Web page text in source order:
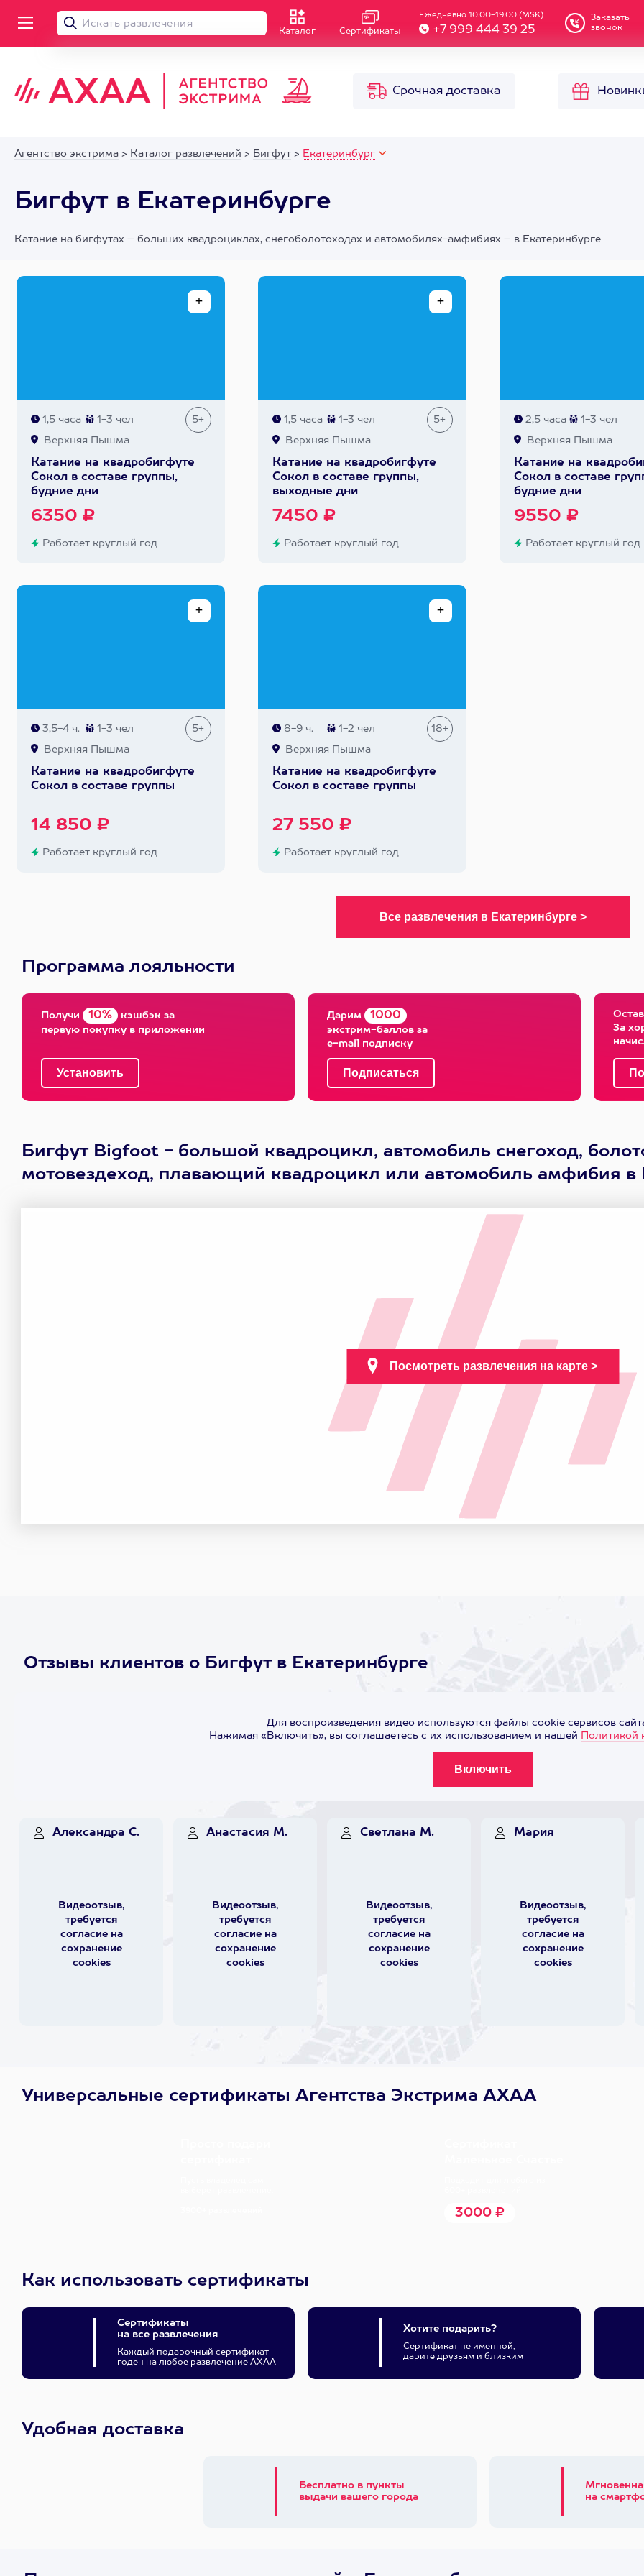
Каталог Сертификаты
Ежедневно 10.00-19.00 (MSK)
+7 999 444 39 25
Заказать
звонок
Срочная доставка
Агентство экстрима > Каталог развлечений > Бигфут > Екатеринбург
Бигфут в Екатеринбурге
Катание на бигфутах – больших квадроциклах, снегоболотоходах и автомобилях-амфибиях – в Екатеринбурге
1,5 часа 1-3 чел 5+
Верхняя Пышма
Катание на квадробигфуте
Сокол в составе группы,
будние дни
6350 ₽
Работает круглый год
1,5 часа 1-3 чел 5+
Верхняя Пышма
Катание на квадробигфуте
Сокол в составе группы,
выходные дни
7450 ₽
Работает круглый год
2,5 часа 1-3 чел
Верхняя Пышма
Катание на
Сокол в составе
будние дни
9550 ₽
Работает круглый год
3,5-4 ч. 1-3 чел 5+
Верхняя Пышма
Катание на квадробигфуте
Сокол в составе группы
14 850 ₽
Работает круглый год
8-9 ч. 1-2 чел 18+
Верхняя Пышма
Катание на квадробигфуте
Сокол в составе группы
27 550 ₽
Работает круглый год
Программа лояльности
Получи 10% кэшбэк за
первую покупку в приложении
Дарим 1000
экстрим-баллов за
e-mail подписку
За
Бигфут Bigfoot - большой квадроцикл, автомобиль снегоход,
мотовездеход, плавающий квадроцикл или автомобиль амфибия в
Отзывы клиентов о Бигфут в Екатеринбурге
Для воспроизведения видео используются файлы cookie сервисов
Нажимая «Включить», вы соглашаетесь с их использованием и нашей Политикой
Александра С.
Видеоотзыв,
требуется
согласие на
сохранение
cookies
Анастасия М.
Видеоотзыв,
требуется
согласие на
сохранение
cookies
Светлана М.
Видеоотзыв,
требуется
согласие на
сохранение
cookies
Мария
Видеоотзыв,
требуется
согласие на
сохранение
cookies
Универсальные сертификаты Агентства Экстрима АХАА
3000 ₽
Как использовать сертификаты
Сертификаты
на все развлечения
Каждый подарочный сертификат
годен на любое развлечение АХАА
Хотите подарить?
Сертификат не именной,
дарите друзьям и близким
Удобная доставка
Бесплатно в пункты
выдачи вашего города
на